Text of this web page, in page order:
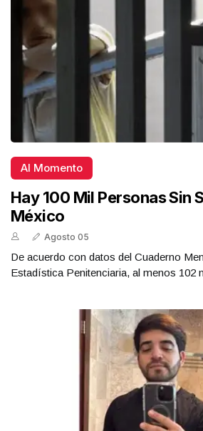
Al Momento
Hay 100 Mil Personas Sin
México
Agosto 05
De acuerdo con datos del Cuaderno
Estadística Penitenciaria, al menos 102